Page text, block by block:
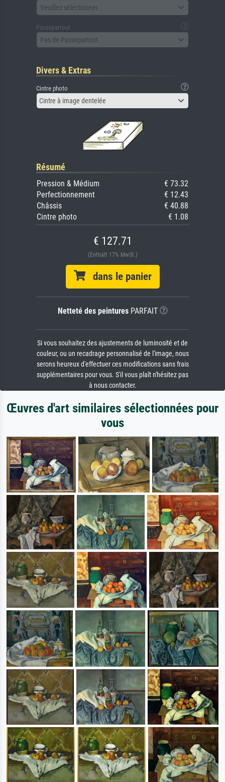
Veuillez sélectionner
Passepartout
Pas de Passepartout
Divers & Extras
Cintre photo
Cintre à image dentelée
Résumé
Pression & Médium
€ 73.32
Perfectionnement
€ 12.43
Châssis
€ 40.88
Cintre photo
€ 1.08
€ 127.71
(Enthält 17% MwSt.)
dans le panier
Netteté des peinturesPARFAIT
Si vous souhaitez des ajustements de luminosité et de
couleur, ou un recadrage personnalisé de l'image, nous
serons heureux d'effectuer ces modifications sans frais
supplémentaires pour vous. S'il vous plaît n'hésitez pas
à nous contacter.
Œuvres d'art similaires sélectionnées pour
vous